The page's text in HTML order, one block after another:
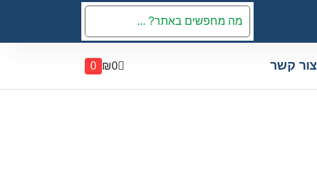
צור קשר ₪0
0